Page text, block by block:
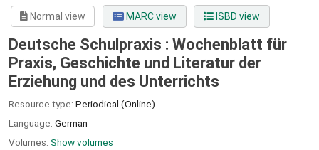
Normal view MARC view ISBD view
Deutsche Schulpraxis : Wochenblatt für
Praxis, Geschichte und Literatur der
Erziehung und des Unterrichts
Resource type: Periodical (Online)
Language: German
Volumes: Show volumes